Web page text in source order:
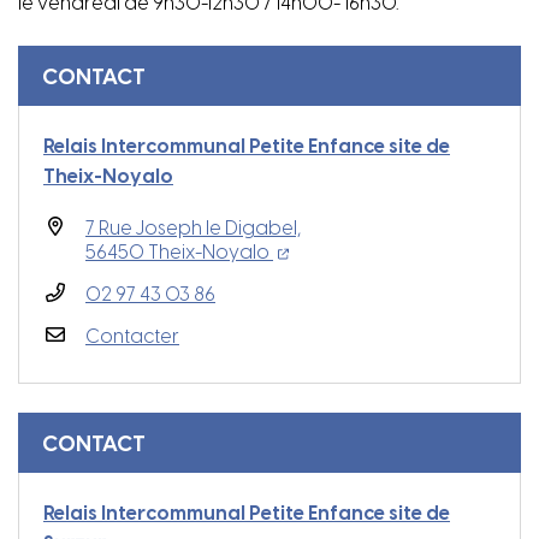
Informations complémentaires
CONTACT
Relais Intercommunal Petite Enfance site de
Theix-Noyalo
7 Rue Joseph le Digabel,
56450 Theix-Noyalo (ouverture dans un nouvel
(ouverture dans un nouvel
02 97 43 03 86
Contacter
CONTACT
Relais Intercommunal Petite Enfance site de